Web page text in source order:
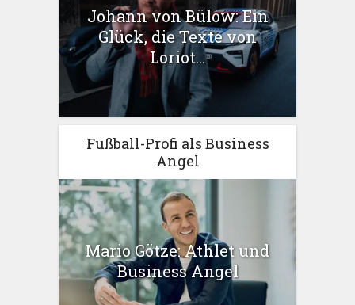
Johann von Bülow: Ein
Glück, die Texte von
Loriot...
Fußball-Profi als Business
Angel
Mario Götze: Athlet und
Business Angel